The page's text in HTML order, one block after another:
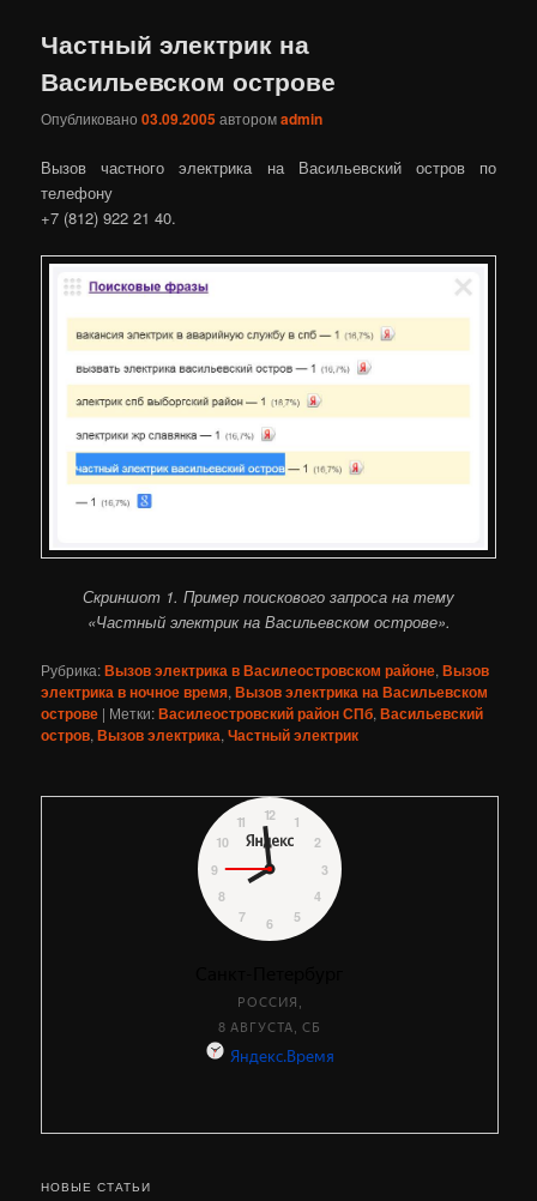
Частный электрик на
Васильевском острове
Опубликовано03.09.2005авторомadmin
Вызов частного электрика на Васильевский остров по
телефону
+7 (812) 922 21 40.
Скриншот 1. Пример поискового запроса на тему
«Частный электрик на Васильевском острове».
Рубрика:Вызов электрика в Василеостровском районе,Вызов
электрика в ночное время,Вызов электрика на Васильевском
острове | Метки:Василеостровский район СПб,Васильевский
остров,Вызов электрика,Частный электрик
НОВЫЕ СТАТЬИ